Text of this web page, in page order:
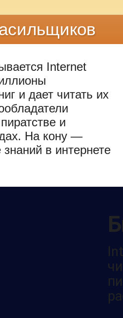
Internet
и дает читать их
и
На кону —
в интернете